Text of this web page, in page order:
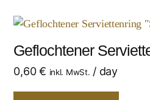
Geflochtener
0,60€ inkl. MwSt. / day